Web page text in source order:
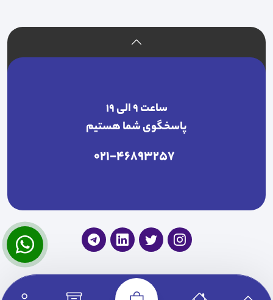
ساعت ۹ الی ۱۹
پاسخگوی شما هستیم
021-46893257